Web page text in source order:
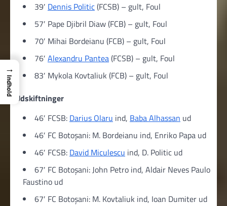
39′ Dennis Politic(FCSB) – gult, Foul
57′ Pape Djibril Diaw (FCB) – gult, Foul
70′ Mihai Bordeianu (FCB) – gult, Foul
76′ Alexandru Pantea(FCSB) – gult, Foul
83′ Mykola Kovtaliuk (FCB) – gult, Foul
Udskiftninger
46′ FCSB: Darius Olaru ind, Baba Alhassan ud
46′ FC Botoșani: M. Bordeianu ind, Enriko Papa ud
46′ FCSB: David Miculescu ind, D. Politic ud
67′ FC Botoșani: John Petro ind, Aldair Neves Paulo
Faustino ud
67′ FC Botoșani: M. Kovtaliuk ind, Ioan Dumiter ud
→
Indhold